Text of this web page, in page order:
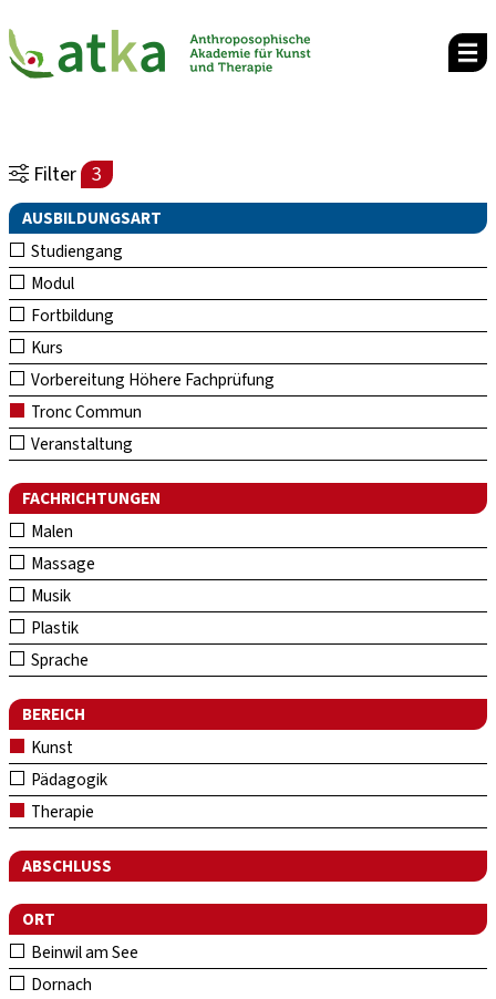
Filter 3
AUSBILDUNGSART
Studiengang
Modul
Fortbildung
Kurs
Vorbereitung Höhere Fachprüfung
Tronc Commun
Veranstaltung
FACHRICHTUNGEN
Malen
Massage
Musik
Plastik
Sprache
BEREICH
Kunst
Pädagogik
Therapie
ABSCHLUSS
ORT
Beinwil am See
Dornach